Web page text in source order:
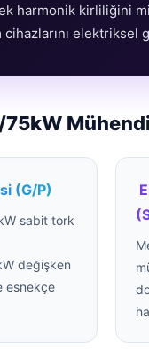
harmonik kirliliğini
cihazlarını elektriksel
(G/P)
sabit tork
değişken
esnekçe